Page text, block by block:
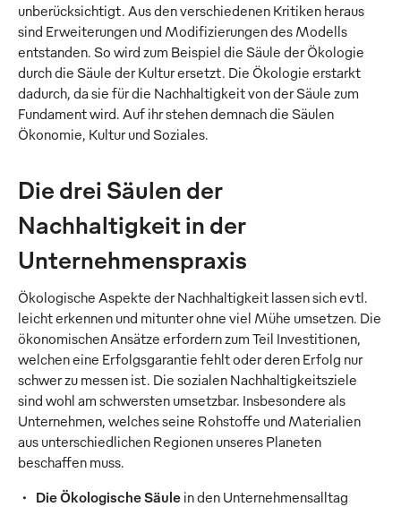
unberücksichtigt. Aus den verschiedenen Kritiken heraus
sind Erweiterungen und Modifizierungen des Modells
entstanden. So wird zum Beispiel die Säule der Ökologie
durch die Säule der Kultur ersetzt. Die Ökologie erstarkt
dadurch, da sie für die Nachhaltigkeit von der Säule zum
Fundament wird. Auf ihr stehen demnach die Säulen
Ökonomie, Kultur und Soziales.
Die drei Säulen der
Nachhaltigkeit in der
Unternehmenspraxis
Ökologische Aspekte der Nachhaltigkeit lassen sich evtl.
leicht erkennen und mitunter ohne viel Mühe umsetzen. Die
ökonomischen Ansätze erfordern zum Teil Investitionen,
welchen eine Erfolgsgarantie fehlt oder deren Erfolg nur
schwer zu messen ist. Die sozialen Nachhaltigkeitsziele
sind wohl am schwersten umsetzbar. Insbesondere als
Unternehmen, welches seine Rohstoffe und Materialien
aus unterschiedlichen Regionen unseres Planeten
beschaffen muss.
Die Ökologische Säule in den Unternehmensalltag